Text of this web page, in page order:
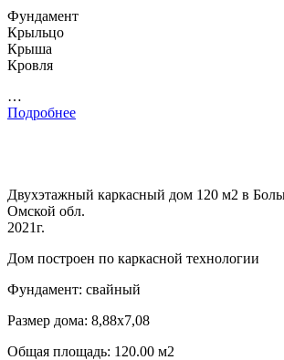
Фундамент
Крыльцо
Крыша
Кровля
…
Подробнее
Двухэтажный каркасный дом 120 м2 в
Омской обл.
2021г.
Дом построен по каркасной технологии
Фундамент: свайный
Размер дома: 8,88х7,08
Общая площадь: 120.00 м2